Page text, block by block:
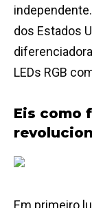
dos Estados
LEDs RGB
Eis como